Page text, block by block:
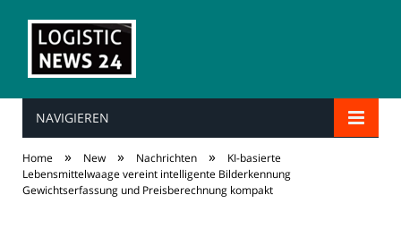
NAVIGIEREN
Home » New » Nachrichten »
KI-basierte
Lebensmittelwaage vereint intelligente Bilderkennung
Gewichtserfassung und Preisberechnung kompakt